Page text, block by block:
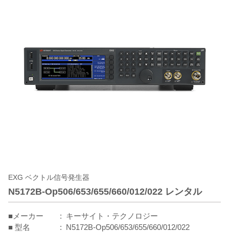
EXG ベクトル信号発生器
N5172B-Op506/653/655/660/012/022 レンタル
■メーカー
キーサイト・テクノロジー
■ 型名
N5172B-Op506/653/655/660/012/022